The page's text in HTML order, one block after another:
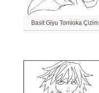
Basit Giyu Tomioka Çizim